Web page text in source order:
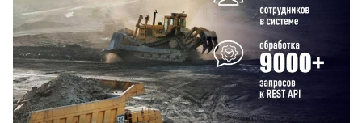
Смотреть проект